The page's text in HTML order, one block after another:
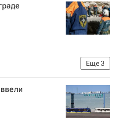
область
Еще3
на Украине